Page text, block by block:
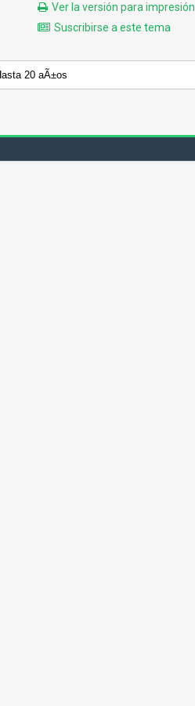
Ver la versión para impresión
Suscribirse a este tema